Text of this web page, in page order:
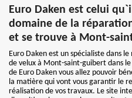
Euro Daken est celui
domaine de la
et se trouve à Mont-
Euro Daken est un spécialiste dans
de velux à Mont-saint-guibert dans
de Euro Daken vous allez pouvoir
la matière qui vont vous garantir le
réalisation de vos travaux. Le site